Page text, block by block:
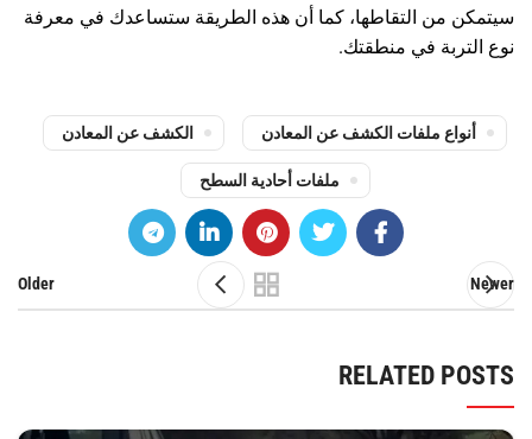
سيتمكن من التقاطها، كما أن هذه الطريقة ستساعدك في معرفة
نوع التربة في منطقتك.
أنواع ملفات الكشف عن المعادن الكشف عن المعادن
ملفات أحادية السطح
Newer
Older
RELATED POSTS